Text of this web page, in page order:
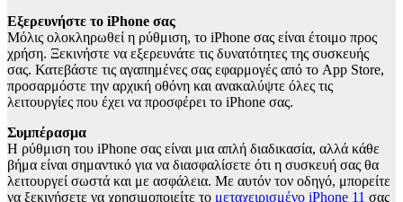
Εξερευνήστε το iPhone σας
Μόλις ολοκληρωθεί η ρύθμιση, το iPhone σας είναι έτοιμο προς
χρήση. Ξεκινήστε να εξερευνάτε τις δυνατότητες της συσκευής
σας. Κατεβάστε τις αγαπημένες σας εφαρμογές από το App Store,
προσαρμόστε την αρχική οθόνη και ανακαλύψτε όλες τις
λειτουργίες που έχει να προσφέρει το iPhone σας.
Συμπέρασμα
Η ρύθμιση του iPhone σας είναι μια απλή διαδικασία, αλλά κάθε
βήμα είναι σημαντικό για να διασφαλίσετε ότι η συσκευή σας θα
λειτουργεί σωστά και με ασφάλεια. Με αυτόν τον οδηγό, μπορείτε
να ξεκινήσετε να χρησιμοποιείτε το μεταχειρισμένο iPhone 11 σας